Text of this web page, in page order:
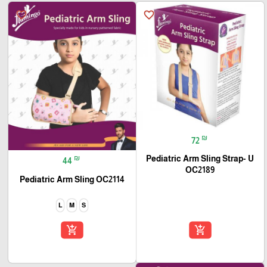
favorite_border
72 ₪
Pediatric Arm Sling Strap- U
OC2189
add_shopping_cart
favorite_border
44 ₪
Pediatric Arm Sling OC2114
S
M
L
add_shopping_cart